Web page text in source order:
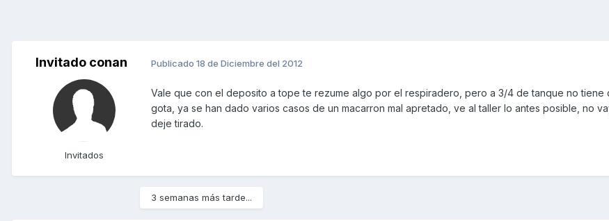
Invitado conan
Invitados
Publicado 18 de Diciembre del 2012
Vale que con el deposito a tope te rezume algo por el respiradero, pero a 3/4 de tanque no tiene
gota, ya se han dado varios casos de un macarron mal apretado, ve al taller lo antes posible, no
deje tirado.
3 semanas más tarde...